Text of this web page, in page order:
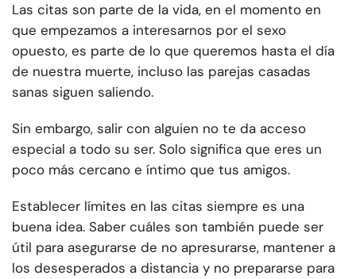
Las citas son parte de la vida, en el momento en
que empezamos a interesarnos por el sexo
opuesto, es parte de lo que queremos hasta el día
de nuestra muerte, incluso las parejas casadas
sanas siguen saliendo.
Sin embargo, salir con alguien no te da acceso
especial a todo su ser. Solo significa que eres un
poco más cercano e íntimo que tus amigos.
Establecer límites en las citas siempre es una
buena idea. Saber cuáles son también puede ser
útil para asegurarse de no apresurarse, mantener a
los desesperados a distancia y no prepararse para